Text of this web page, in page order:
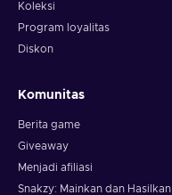
Koleksi
Program loyalitas
Diskon
Komunitas
Berita game
Giveaway
Menjadi afiliasi
Snakzy: Mainkan dan Hasilkan